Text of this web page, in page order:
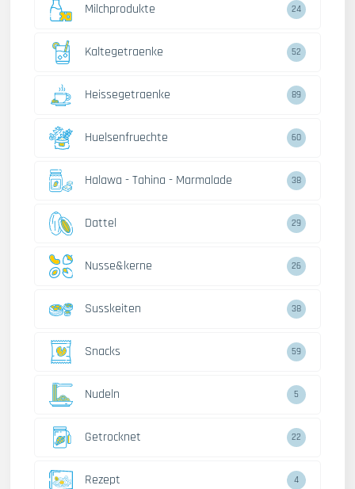
Milchprodukte 24
Kaltegetraenke 52
Heissegetraenke 89
Huelsenfruechte 60
Halawa - Tahina - Marmalade 38
Dattel 29
Nusse&kerne 26
Susskeiten 38
Snacks 59
Nudeln 5
Getrocknet 22
Rezept 4